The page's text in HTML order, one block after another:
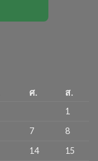
ศ.
ส.
1
7
8
14
15